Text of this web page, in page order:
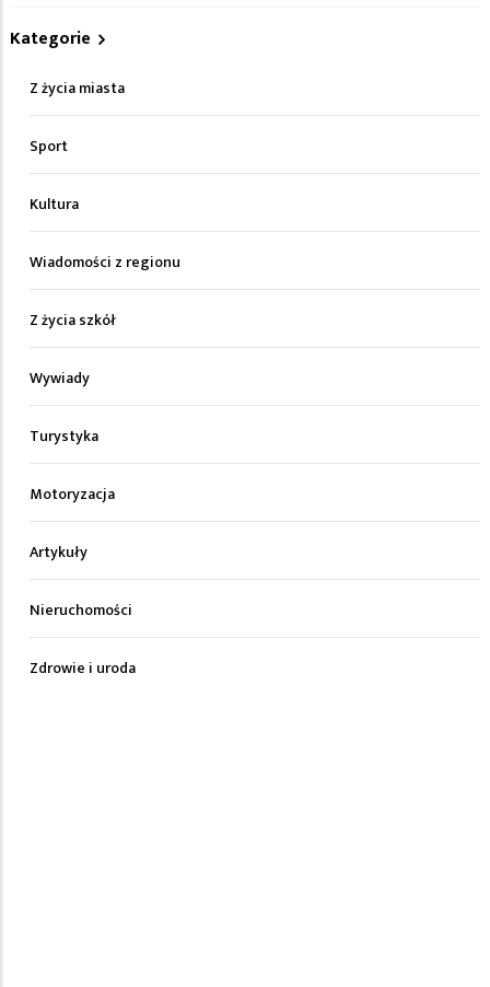
Kategorie
Z życia miasta
Sport
Kultura
Wiadomości z regionu
Z życia szkół
Wywiady
Turystyka
Motoryzacja
Artykuły
Nieruchomości
Zdrowie i uroda